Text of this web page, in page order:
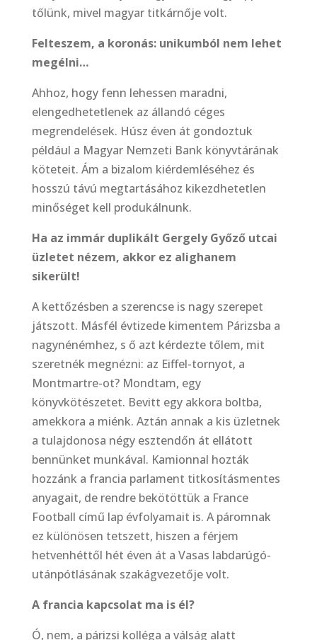
tőlünk, mivel magyar titkárnője volt.
Felteszem, a koronás: unikumból nem lehet
megélni…
Ahhoz, hogy fenn lehessen maradni,
elengedhetetlenek az állandó céges
megrendelések. Húsz éven át gondoztuk
például a Magyar Nemzeti Bank könyvtárának
köteteit. Ám a bizalom kiérdemléséhez és
hosszú távú megtartásához kikezdhetetlen
minőséget kell produkálnunk.
Ha az immár duplikált Gergely Győző utcai
üzletet nézem, akkor ez alighanem
sikerült!
A kettőzésben a szerencse is nagy szerepet
játszott. Másfél évtizede kimentem Párizsba a
nagynénémhez, s ő azt kérdezte tőlem, mit
szeretnék megnézni: az Eiffel-tornyot, a
Montmartre-ot? Mondtam, egy
könyvkötészetet. Bevitt egy akkora boltba,
amekkora a miénk. Aztán annak a kis üzletnek
a tulajdonosa négy esztendőn át ellátott
bennünket munkával. Kamionnal hozták
hozzánk a francia parlament titkosításmentes
anyagait, de rendre bekötöttük a France
Football című lap évfolyamait is. A páromnak
ez különösen tetszett, hiszen a férjem
hetvenhéttől hét éven át a Vasas labdarúgó-
utánpótlásának szakágvezetője volt.
A francia kapcsolat ma is él?
Ó, nem, a párizsi kolléga a válság alatt